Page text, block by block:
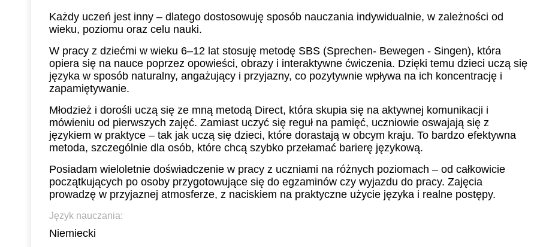
Każdy uczeń jest inny – dlatego dostosowuję sposób nauczania indywidualnie, w zależności od
wieku, poziomu oraz celu nauki.
W pracy z dziećmi w wieku 6–12 lat stosuję metodę SBS (Sprechen- Bewegen - Singen), która
opiera się na nauce poprzez opowieści, obrazy i interaktywne ćwiczenia. Dzięki temu dzieci uczą się
języka w sposób naturalny, angażujący i przyjazny, co pozytywnie wpływa na ich koncentrację i
zapamiętywanie.
Młodzież i dorośli uczą się ze mną metodą Direct, która skupia się na aktywnej komunikacji i
mówieniu od pierwszych zajęć. Zamiast uczyć się reguł na pamięć, uczniowie oswajają się z
językiem w praktyce – tak jak uczą się dzieci, które dorastają w obcym kraju. To bardzo efektywna
metoda, szczególnie dla osób, które chcą szybko przełamać barierę językową.
Posiadam wieloletnie doświadczenie w pracy z uczniami na różnych poziomach – od całkowicie
początkujących po osoby przygotowujące się do egzaminów czy wyjazdu do pracy. Zajęcia
prowadzę w przyjaznej atmosferze, z naciskiem na praktyczne użycie języka i realne postępy.
Język nauczania:
Niemiecki